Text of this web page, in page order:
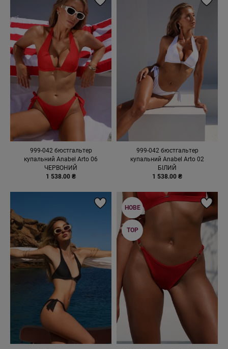
999-042 бюстгальтер
купальний Anabel Arto 06
ЧЕРВОНИЙ
1 538.00 ₴
999-042 бюстгальтер
купальний Anabel Arto 02
БІЛИЙ
1 538.00 ₴
НОВЕ
TOP